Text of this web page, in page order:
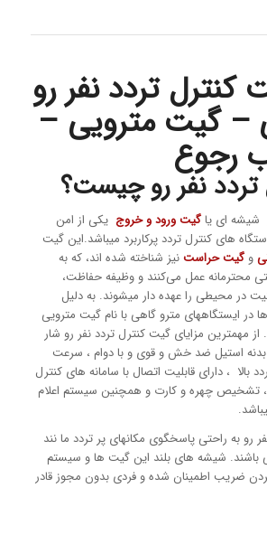
تردد نفر رو
– گیت مترویی –
رجوع
نفر رو چیست؟
شیشه ای یاگیت ورود و خروج یکی از امن
های کنترل تردد پرکاربرد میباشد.این گیت
و گیت حراستنیز شناخته شده اند، که به
محترمانه عمل می‌کنند و وظیفه حفاظت،
در محیطی را عهده دار میشوند. به دلیل
در ایستگاههای مترو گاهی با نام گیت مترویی
از مهمترین مزایای گیت کنترل تردد نفر رو شار
بدنه استیل ضد خش و قوی و با دوام ، سرعت
بالا ، دارای قابلیت اتصال با سامانه های کنترل
، تشخیص چهره و کارت و همچنین سیستم اعلام
رو به راحتی پاسخگوی مکانهای پر تردد ما نند
باشند. شیشه های بلند این گیت ها و سیستم
ضریب اطمینان شده و فردی بدون مجوز قادر